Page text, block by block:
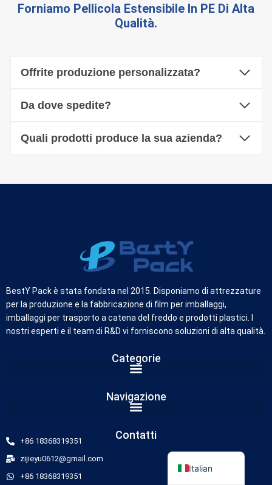
Forniamo Pellicola Estensibile In PE Di Alta
Qualità.
Offrite produzione personalizzata?
Da dove spedite?
Quali prodotti produce la sua azienda?
BestY Pack è stata fondata nel 2015. Disponiamo di attrezzature
per la produzione e la fabbricazione di film per imballaggi,
imballaggi per trasporto a catena del freddo e prodotti plastici. I
nostri esperti e il team di R&D vi forniscono soluzioni di alta qualità.
Categorie
Navigazione
Contatti
+86 18368319351
zijieyu0612@gmail.com
+86 18368319351
Italian
Dutch
Arabic
Russian
German